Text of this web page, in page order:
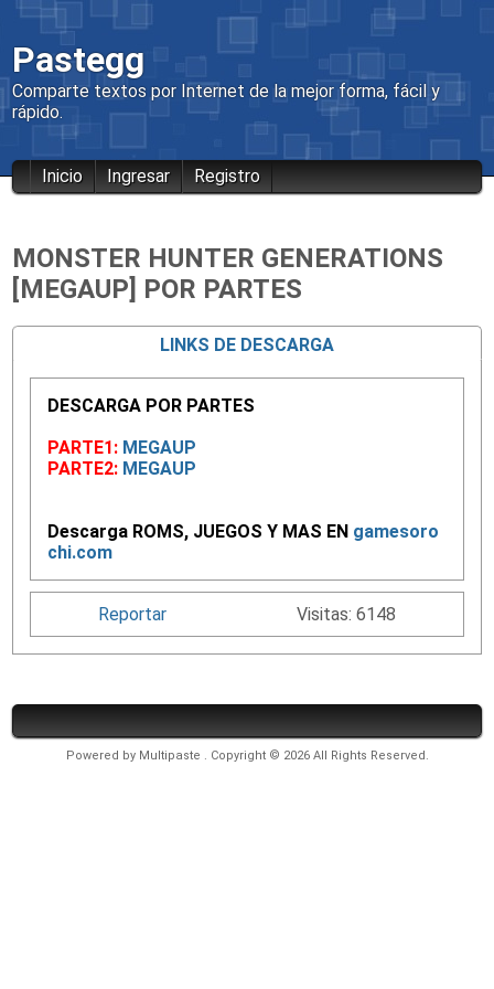
Pastegg
Comparte textos por Internet de la mejor forma, fácil y
rápido.
Inicio Ingresar Registro
MONSTER HUNTER GENERATIONS
[MEGAUP] POR PARTES
LINKS DE DESCARGA
DESCARGA POR PARTES
PARTE1: MEGAUP
PARTE2: MEGAUP
Descarga ROMS, JUEGOS Y MAS EN gamesoro
chi.com
Reportar Visitas: 6148
Powered by Multipaste . Copyright © 2026 All Rights Reserved.